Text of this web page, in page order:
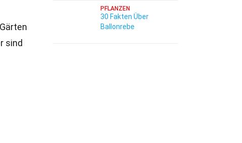
sind
PFLANZEN
30 Fakten Über
Ballonrebe